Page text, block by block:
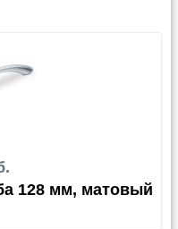
128 мм, матовый